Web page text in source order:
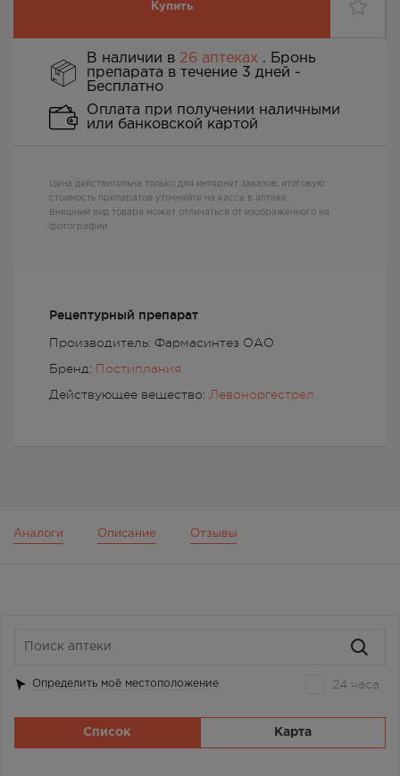
Купить
Рецептурный препарат
Производитель: Фармасинтез ОАО
Бренд: Постиплания
Действующее вещество: Левоноргестрел
В наличии в 26 аптеках . Бронь
препарата в течение 3 дней -
Бесплатно
Оплата при получении наличными
или банковской картой
Цена действительна только для интернет заказов, итоговую
стоимость препаратов уточняйте на кассе в аптеке
Внешний вид товара может отличаться от изображенного на
фотографии
Аналоги Описание Отзывы
Определить моё местоположение 24 часа
Список Карта